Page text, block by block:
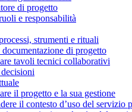
di progetto
e responsabilità
strumenti e rituali
di progetto
tavoli tecnici collaborativi
il progetto e la sua gestione
il contesto d’uso del servizio